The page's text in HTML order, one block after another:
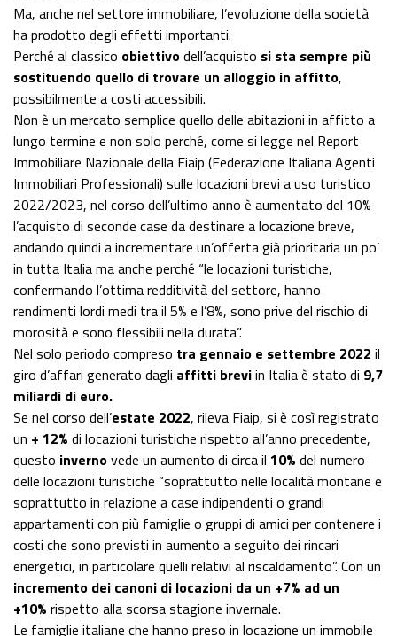
Ma, anche nel settore immobiliare, l’evoluzione della società
ha prodotto degli effetti importanti.
Perché al classico obiettivodell’acquisto si sta sempre più
sostituendo quello di trovare un alloggio in affitto,
possibilmente a costi accessibili.
Non è un mercato semplice quello delle abitazioni in affitto a
lungo termine e non solo perché, come si legge nel Report
Immobiliare Nazionale della Fiaip (Federazione Italiana Agenti
Immobiliari Professionali) sulle locazioni brevi a uso turistico
2022/2023, nel corso dell’ultimo anno è aumentato del 10%
l’acquisto di seconde case da destinare a locazione breve,
andando quindi a incrementare un’offerta già prioritaria un po’
in tutta Italia ma anche perché “le locazioni turistiche,
confermando l’ottima redditività del settore, hanno
rendimenti lordi medi tra il 5% e l’8%, sono prive del rischio di
morosità e sono flessibili nella durata”.
Nel solo periodo compreso tra gennaio e settembre 2022 il
giro d’affari generato dagli affitti breviin Italia è stato di 9,7
miliardi di euro.
Se nel corso dell’estate 2022, rileva Fiaip, si è così registrato
un + 12% di locazioni turistiche rispetto all’anno precedente,
questo invernovede un aumento di circa il 10% del numero
delle locazioni turistiche “soprattutto nelle località montane e
soprattutto in relazione a case indipendenti o grandi
appartamenti con più famiglie o gruppi di amici per contenere i
costi che sono previsti in aumento a seguito dei rincari
energetici, in particolare quelli relativi al riscaldamento”. Con un
incremento dei canoni di locazioni da un +7% ad un
+10% rispetto alla scorsa stagione invernale.
Le famiglie italiane che hanno preso in locazione un immobile